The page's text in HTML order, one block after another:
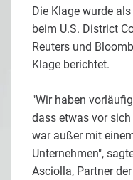
Die Klage wurde
beim U.S. District
Reuters und
Klage berichtet.
"Wir haben
dass etwas vor
war außer mit
Unternehmen",
Asciolla, Partner